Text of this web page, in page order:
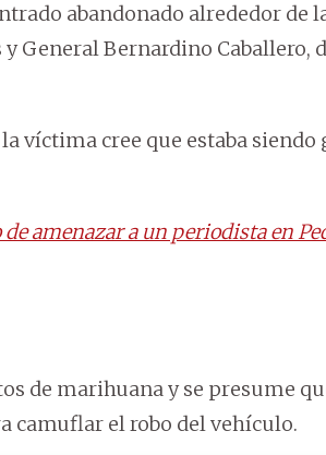
abandonado alrededor de
General Bernardino Caballero,
víctima cree que estaba siendo
amenazar a un periodista en
de marihuana y se presume
camuflar el robo del vehículo.